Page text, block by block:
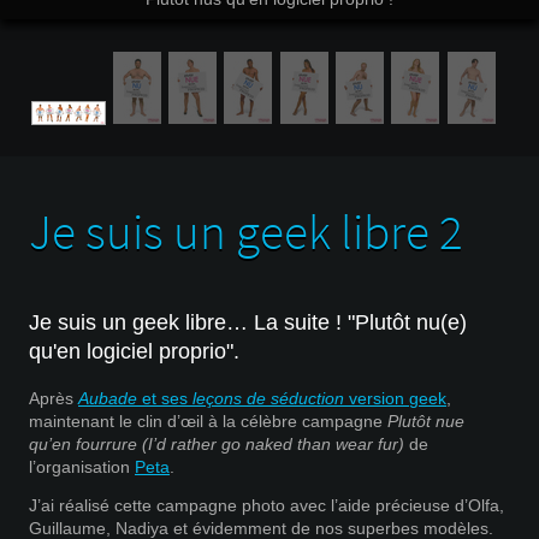
Je suis un geek libre 2
Je suis un geek libre… La suite ! "Plutôt nu(e)
qu'en logiciel proprio".
Après Aubade et ses leçons de séduction version geek
maintenant le clin d’œil à la célèbre campagne Plutôt nue
qu’en fourrure (I’d rather go naked than wear fur) de
l’organisation Peta
J’ai réalisé cette campagne photo avec l’aide précieuse d’Olfa,
Guillaume, Nadiya et évidemment de nos superbes modèles.